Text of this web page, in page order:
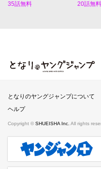
35話無料 20話無料
となりのヤン
となりのヤングジャンプについて
ヘルプ
Copyright © SHUEISHA Inc. All rights
ヤンジャンプラス